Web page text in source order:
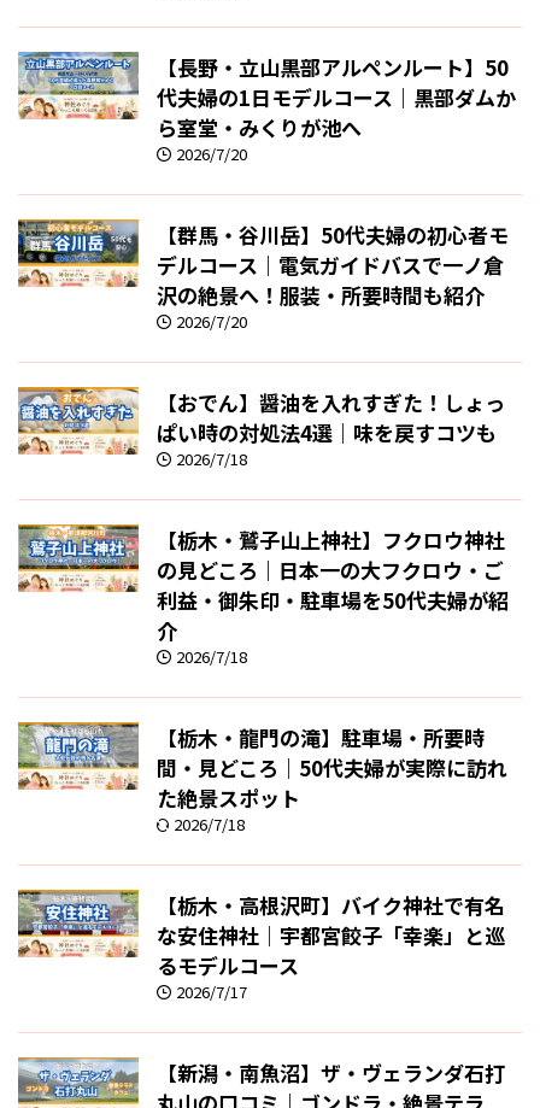
【長野・立山黒部アルペンルート】50
代夫婦の1日モデルコース｜黒部ダムか
ら室堂・みくりが池へ
2026/7/20
【群馬・谷川岳】50代夫婦の初心者モ
デルコース｜電気ガイドバスで一ノ倉
沢の絶景へ！服装・所要時間も紹介
2026/7/20
【おでん】醤油を入れすぎた！しょっ
ぱい時の対処法4選｜味を戻すコツも
2026/7/18
【栃木・鷲子山上神社】フクロウ神社
の見どころ｜日本一の大フクロウ・ご
利益・御朱印・駐車場を50代夫婦が紹
介
2026/7/18
【栃木・龍門の滝】駐車場・所要時
間・見どころ｜50代夫婦が実際に訪れ
た絶景スポット
2026/7/18
【栃木・高根沢町】バイク神社で有名
な安住神社｜宇都宮餃子「幸楽」と巡
るモデルコース
2026/7/17
【新潟・南魚沼】ザ・ヴェランダ石打